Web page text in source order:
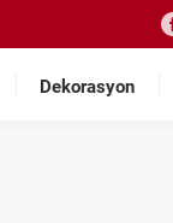
Dekorasyon